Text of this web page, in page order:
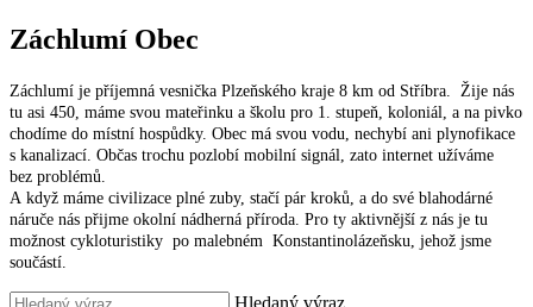
Záchlumí Obec
Záchlumí je příjemná vesnička Plzeňského kraje 8 km od Stříbra. Žije nás
tu asi 450, máme svou mateřinku a školu pro 1. stupeň, koloniál, a na pivko
chodíme do místní hospůdky. Obec má svou vodu, nechybí ani plynofikace
s kanalizací. Občas trochu pozlobí mobilní signál, zato internet užíváme
bez problémů.
A když máme civilizace plné zuby, stačí pár kroků, a do své blahodárné
náruče nás přijme okolní nádherná příroda. Pro ty aktivnější z nás je tu
možnost cykloturistiky po malebném Konstantinolázeňsku, jehož jsme
součástí.
Hledaný výraz